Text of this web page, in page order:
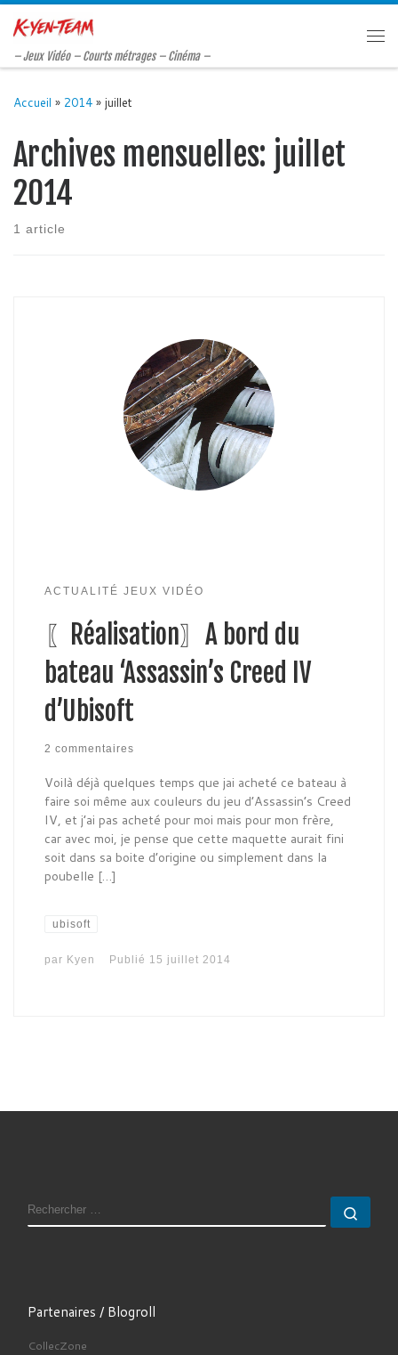
Passer au contenu
– Jeux Vidéo – Courts métrages – Cinéma –
Accueil » 2014 » juillet
Archives mensuelles: juillet
2014
1 article
ACTUALITÉ JEUX VIDÉO
〖Réalisation〗A bord du
bateau ‘Assassin’s Creed IV
d’Ubisoft
2 commentaires
Voilà déjà quelques temps que jai acheté ce bateau à
faire soi même aux couleurs du jeu d’Assassin’s Creed
IV, et j’ai pas acheté pour moi mais pour mon frère,
car avec moi, je pense que cette maquette aurait fini
soit dans sa boite d’origine ou simplement dans la
poubelle […]
ubisoft
par Kyen Publié 15 juillet 2014
RECHERCHER
Partenaires / Blogroll
CollecZone